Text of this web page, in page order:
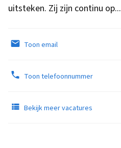
uitsteken. Zij zijn continu op...
Toon email
Toon telefoonnummer
Bekijk meer vacatures